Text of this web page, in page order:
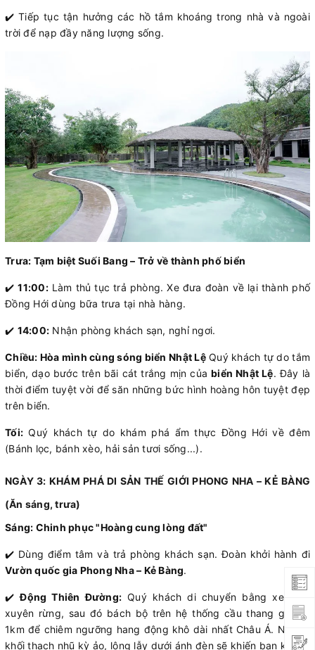
✔️ Tiếp tục tận hưởng các hồ tắm khoáng trong nhà và ngoài
trời để nạp đầy năng lượng sống.
Trưa: Tạm biệt Suối Bang – Trở về thành phố biển
✔️11:00:Làm thủ tục trả phòng. Xe đưa đoàn về lại thành phố
Đồng Hới dùng bữa trưa tại nhà hàng.
✔️ 14:00: Nhận phòng khách sạn, nghỉ ngơi.
Chiều: Hòa mình cùng sóng biển Nhật LệQuý khách tự do tắm
biển, dạo bước trên bãi cát trắng mịn củabiển Nhật Lệ. Đây là
thời điểm tuyệt vời để săn những bức hình hoàng hôn tuyệt đẹp
trên biển.
Tối: Quý khách tự do khám phá ẩm thực Đồng Hới về đêm
(Bánh lọc, bánh xèo, hải sản tươi sống...).
NGÀY 3: KHÁM PHÁ DI SẢN THẾ GIỚI PHONG NHA – KẺ BÀNG
(Ăn sáng, trưa)
Sáng: Chinh phục "Hoàng cung lòng đất"
✔️ Dùng điểm tâm và trả phòng khách sạn. Đoàn khởi hành đi
Vườn quốc gia Phong Nha – Kẻ Bàng.
✔️Động Thiên Đường: Quý khách di chuyển bằng xe điện
xuyên rừng, sau đó bách bộ trên hệ thống cầu thang gỗ dài
1km để chiêm ngưỡng hang động khô dài nhất Châu Á. Những
khối thạch nhũ kỳ ảo, lộng lẫy dưới ánh đèn sẽ khiến bạn không